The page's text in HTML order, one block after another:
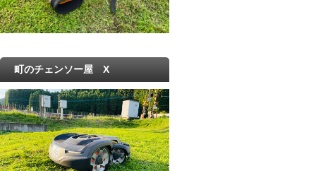
町のチェンソー屋 X